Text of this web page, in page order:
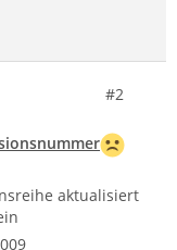
#2
aktualisiert